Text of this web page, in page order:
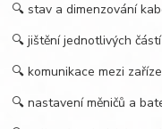
🔍 stav a dimenzování
🔍 jištění jednotlivých
🔍 komunikace mezi
🔍 nastavení měničů a